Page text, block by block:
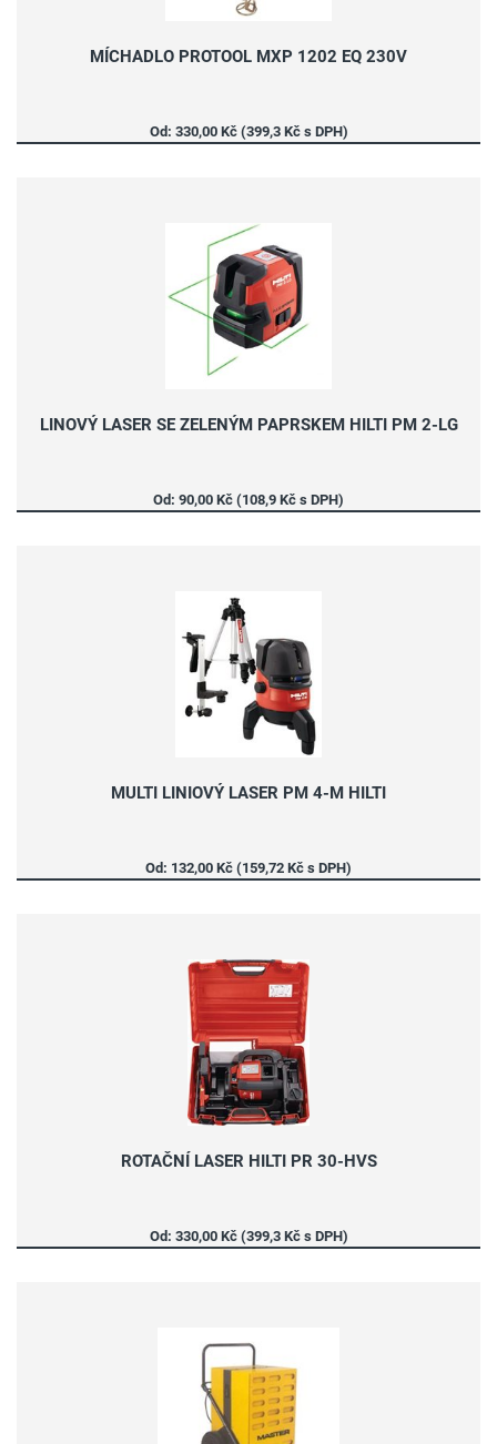
MÍCHADLO PROTOOL MXP 1202 EQ 230V
Od: 330,00 Kč (399,3 Kč s DPH)
LINOVÝ LASER SE ZELENÝM PAPRSKEM HILTI PM 2-LG
Od: 90,00 Kč (108,9 Kč s DPH)
MULTI LINIOVÝ LASER PM 4-M HILTI
Od: 132,00 Kč (159,72 Kč s DPH)
ROTAČNÍ LASER HILTI PR 30-HVS
Od: 330,00 Kč (399,3 Kč s DPH)